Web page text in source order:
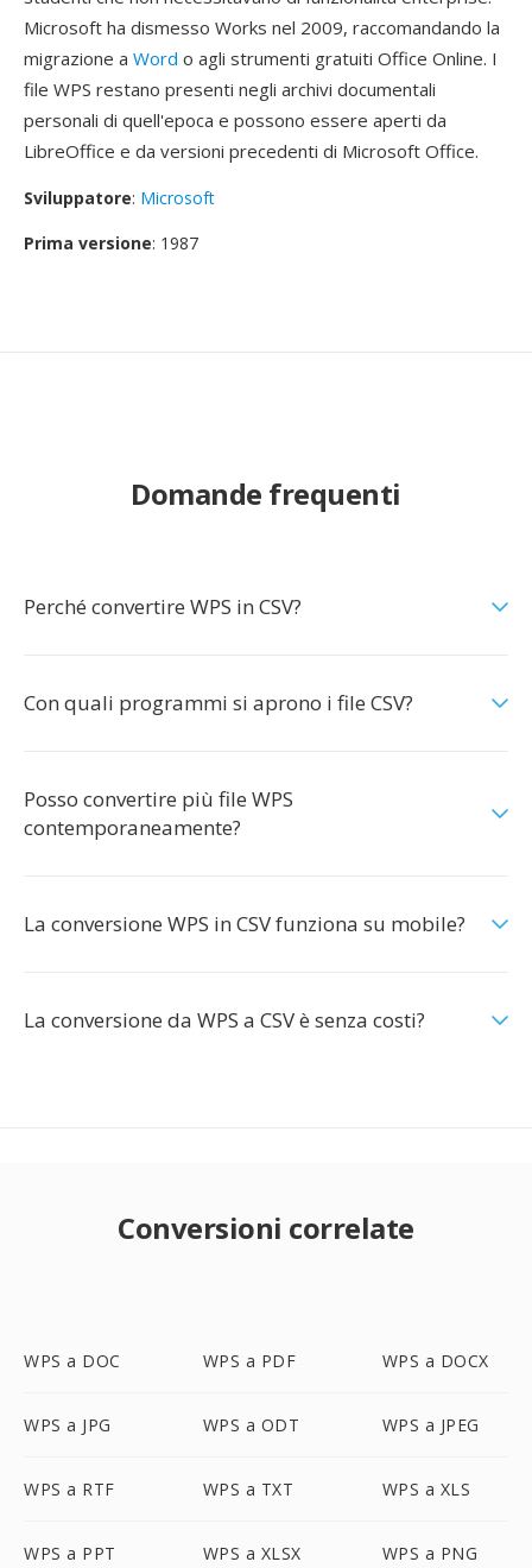
Microsoft ha dismesso Works nel 2009, raccomandando la
migrazione a Word o agli strumenti gratuiti Office Online. I
file WPS restano presenti negli archivi documentali
personali di quell'epoca e possono essere aperti da
LibreOffice e da versioni precedenti di Microsoft Office.
Sviluppatore: Microsoft
Prima versione: 1987
Domande frequenti
Perché convertire WPS in CSV?
Con quali programmi si aprono i file CSV?
Posso convertire più file WPS
contemporaneamente?
La conversione WPS in CSV funziona su mobile?
La conversione da WPS a CSV è senza costi?
Conversioni correlate
WPS a DOC WPS a PDF WPS a DOCX
WPS a JPG WPS a ODT WPS a JPEG
WPS a RTF WPS a TXT WPS a XLS
WPS a PPT WPS a XLSX WPS a PNG